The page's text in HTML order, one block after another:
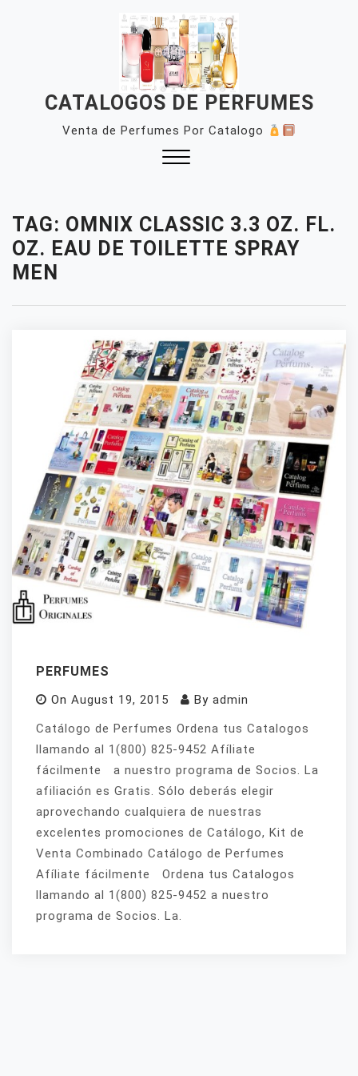
CATALOGOS DE PERFUMES
Venta de Perfumes Por Catalogo
TAG: OMNIX CLASSIC 3.3 OZ. FL.
OZ. EAU DE TOILETTE SPRAY
MEN
PERFUMES
On August 19, 2015 By admin
Catálogo de Perfumes Ordena tus Catalogos
llamando al 1(800) 825-9452 Afíliate
fácilmente a nuestro programa de Socios. La
afiliación es Gratis. Sólo deberás elegir
aprovechando cualquiera de nuestras
excelentes promociones de Catálogo, Kit de
Venta Combinado Catálogo de Perfumes
Afíliate fácilmente Ordena tus Catalogos
llamando al 1(800) 825-9452 a nuestro
programa de Socios. La.